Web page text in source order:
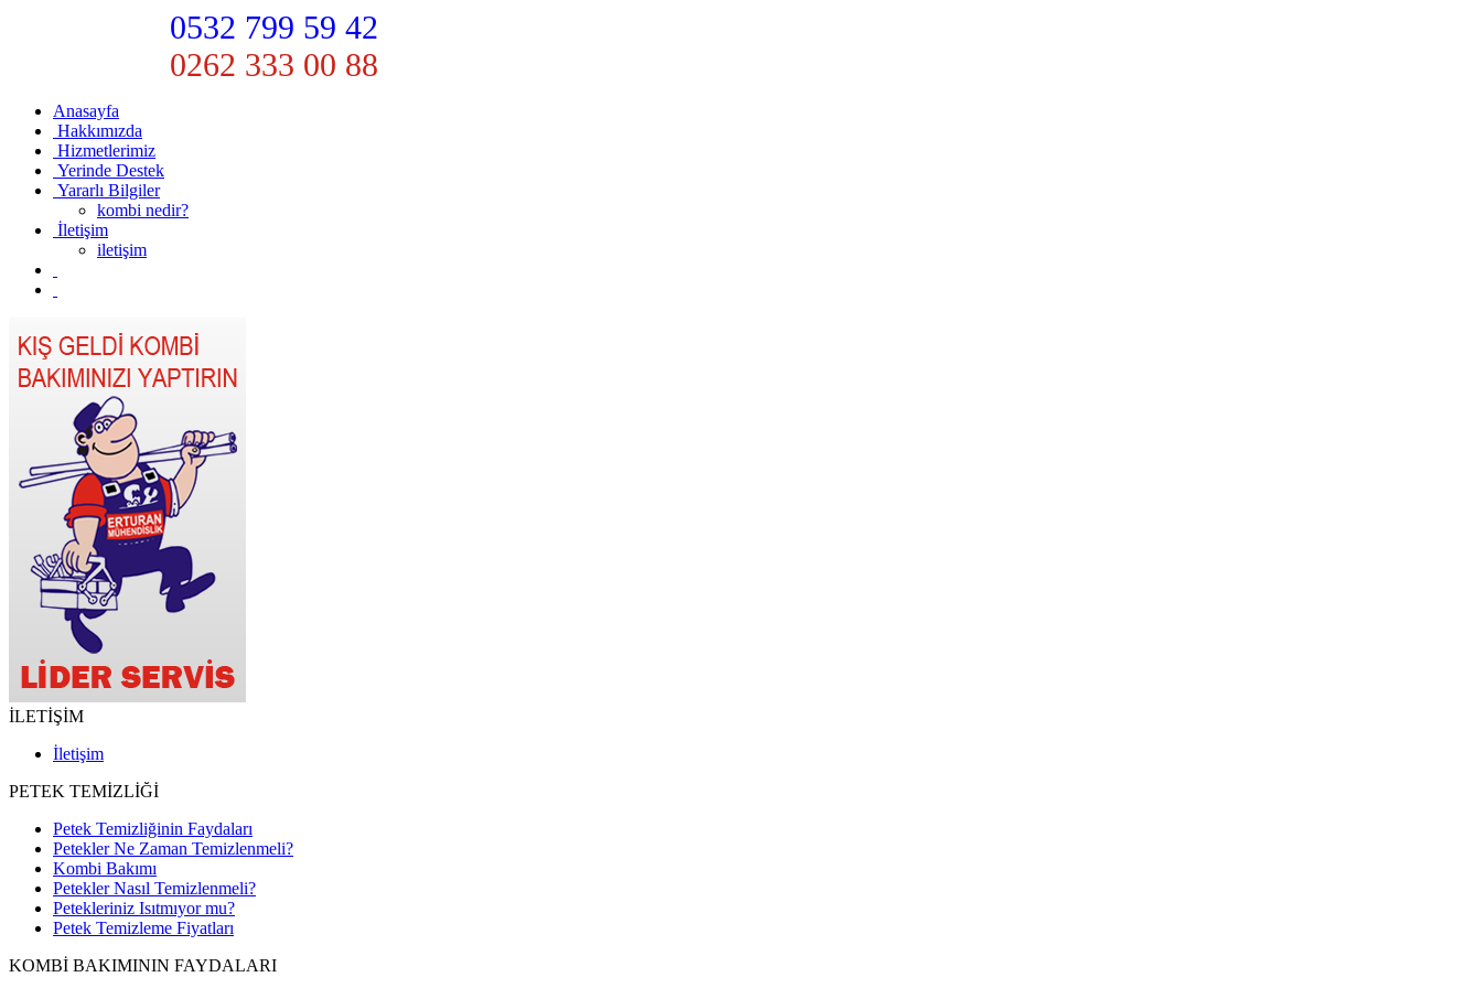
0532 799 59 42
0262 333 00 88
Anasayfa
Hakkımızda
Hizmetlerimiz
Yerinde Destek
Yararlı Bilgiler
kombi nedir?
İletişim
iletişim
İLETİŞİM
İletişim
PETEK TEMİZLİĞİ
Petek Temizliğinin Faydaları
Petekler Ne Zaman Temizlenmeli?
Kombi Bakımı
Petekler Nasıl Temizlenmeli?
Petekleriniz Isıtmıyor mu?
Petek Temizleme Fiyatları
KOMBİ BAKIMININ FAYDALARI